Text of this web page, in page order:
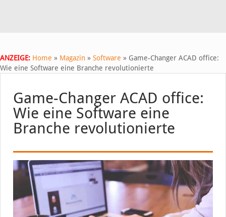
ANZEIGE: Home » Magazin » Software » Game-Changer ACAD office:
Wie eine Software eine Branche revolutionierte
Game-Changer ACAD office:
Wie eine Software eine
Branche revolutionierte